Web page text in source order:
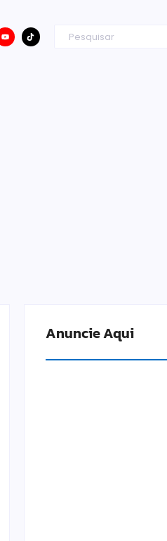
Anuncie Aqui